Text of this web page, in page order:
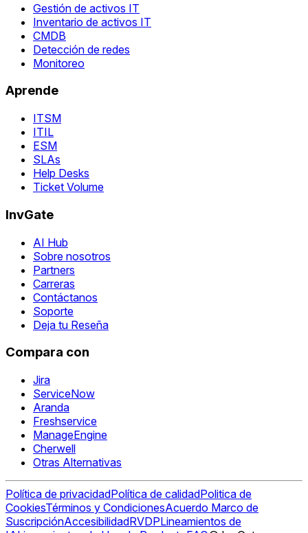
Gestión de activos IT
Inventario de activos IT
CMDB
Detección de redes
Monitoreo
Aprende
ITSM
ITIL
ESM
SLAs
Help Desks
Ticket Volume
InvGate
AI Hub
Sobre nosotros
Partners
Carreras
Contáctanos
Soporte
Deja tu Reseña
Compara con
Jira
ServiceNow
Aranda
Freshservice
ManageEngine
Cherwell
Otras Alternativas
Política de privacidadPolítica de calidadPolitica de
CookiesTérminos y CondicionesAcuerdo Marco de
SuscripciónAccesibilidadRVDPLineamientos de